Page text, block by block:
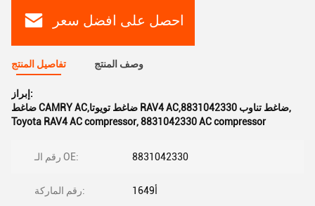
احصل على افضل سعر
تفاصيل المنتج وصف المنتج
إبراز:
ضاغط CAMRY AC,ضاغط تويوتا RAV4 AC,8831042330 ضاغط تناوب,
Toyota RAV4 AC compressor,8831042330 AC compressor
رقم الـ OE: 8831042330
رقم الماركة: أ1649